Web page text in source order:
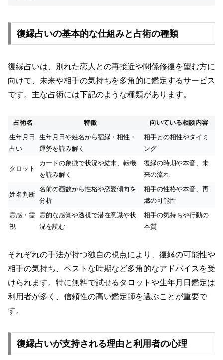
復縁占いの基本的な仕組みと占術の種類
復縁占いは、別れた恋人との再接近や関係修復を望む方に
向けて、未来や相手の気持ちを多角的に鑑定するサービス
です。主な占術には下記のような種類があります。
占術名 特徴
向いている相談内容
生年月日
占い
生年月日や姓名から宿縁・相性・
運勢を読み解く
相手との相性やタイミ
ング
タロット
カードの象徴で状況や結末、転機
を読み解く
復縁の時期や本音、未
来の流れ
姓名判断
名前の画数から性格や恋愛傾向を
分析
相手の性格や本音、再
燃の可能性
霊感・霊
視
霊的な感覚や透視で潜在意識や状
況を読む
相手の気持ちや行動の
本質
それぞれの手法が持つ独自の視点により、復縁の可能性や
相手の気持ち、ベストな時期など多角的なアドバイスを受
けられます。特に無料で試せるタロットや生年月日鑑定は
利用者が多く、信頼性の高い鑑定師を選ぶことが重要で
す。
復縁占いが支持される理由と利用者の心理